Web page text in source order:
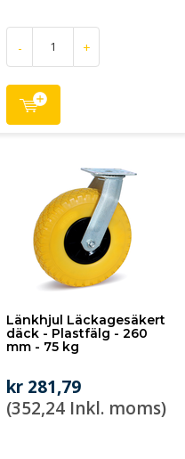
- +
Länkhjul Läckagesäkert
däck - Plastfälg - 260
mm - 75 kg
kr 281,79
(352,24 Inkl. moms)